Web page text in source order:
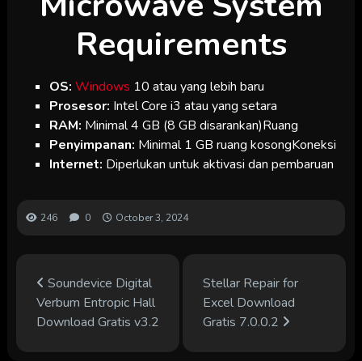
Requirements
OS: Windows 10 atau yang lebih baru
Prosesor: Intel Core i3 atau yang setara
RAM: Minimal 4 GB (8 GB disarankan)Ruang
Penyimpanan: Minimal 1 GB ruang kosongKoneksi
Internet: Diperlukan untuk aktivasi dan pembaruan
246 0 October 3, 2024
Soundevice Digital
Verbum Entropic Hall
Download Gratis v3.2
Stellar Repair for
Excel Download
Gratis 7.0.0.2